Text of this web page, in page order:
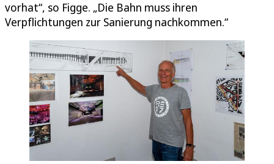
vorhat“, so Figge. „Die Bahn muss ihren
Verpflichtungen zur Sanierung nachkommen.“